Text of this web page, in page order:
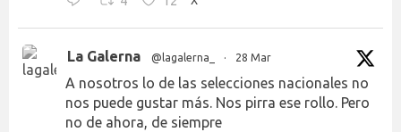
La Galerna @lagalerna_ · 28 Mar
A nosotros lo de las selecciones nacionales no
nos puede gustar más. Nos pirra ese rollo. Pero
no de ahora, de siempre